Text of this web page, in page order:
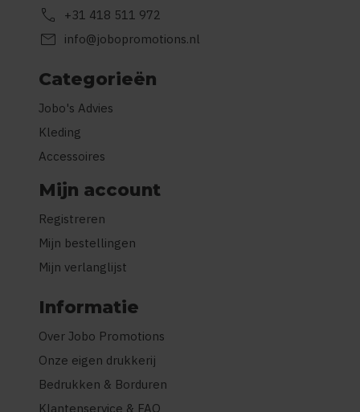
call +31 418 511 972
mail info@jobopromotions.nl
Categorieën
Jobo's Advies
Kleding
Accessoires
Mijn account
Registreren
Mijn bestellingen
Mijn verlanglijst
Informatie
Over Jobo Promotions
Onze eigen drukkerij
Bedrukken & Borduren
Klantenservice & FAQ